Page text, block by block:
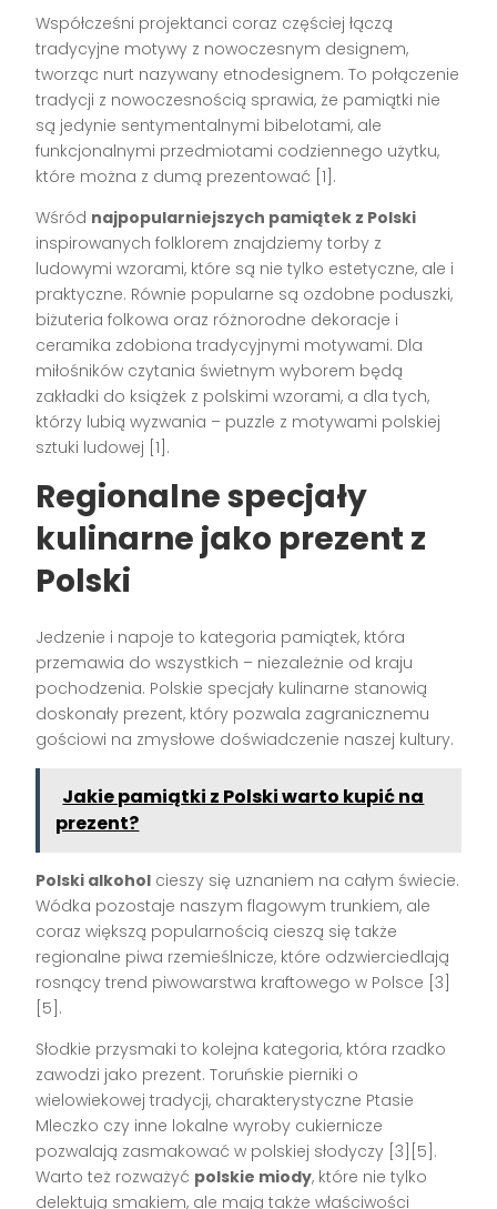
Współcześni projektanci coraz częściej łączą
tradycyjne motywy z nowoczesnym designem,
tworząc nurt nazywany etnodesignem. To połączenie
tradycji z nowoczesnością sprawia, że pamiątki nie
są jedynie sentymentalnymi bibelotami, ale
funkcjonalnymi przedmiotami codziennego użytku,
które można z dumą prezentować [1].
Wśród najpopularniejszych pamiątek z Polski
inspirowanych folklorem znajdziemy torby z
ludowymi wzorami, które są nie tylko estetyczne, ale i
praktyczne. Równie popularne są ozdobne poduszki,
biżuteria folkowa oraz różnorodne dekoracje i
ceramika zdobiona tradycyjnymi motywami. Dla
miłośników czytania świetnym wyborem będą
zakładki do książek z polskimi wzorami, a dla tych,
którzy lubią wyzwania – puzzle z motywami polskiej
sztuki ludowej [1].
Regionalne specjały
kulinarne jako prezent z
Polski
Jedzenie i napoje to kategoria pamiątek, która
przemawia do wszystkich – niezależnie od kraju
pochodzenia. Polskie specjały kulinarne stanowią
doskonały prezent, który pozwala zagranicznemu
gościowi na zmysłowe doświadczenie naszej kultury.
Jakie pamiątki z Polski warto kupić na
prezent?
Polski alkohol cieszy się uznaniem na całym świecie.
Wódka pozostaje naszym flagowym trunkiem, ale
coraz większą popularnością cieszą się także
regionalne piwa rzemieślnicze, które odzwierciedlają
rosnący trend piwowarstwa kraftowego w Polsce [3]
[5].
Słodkie przysmaki to kolejna kategoria, która rzadko
zawodzi jako prezent. Toruńskie pierniki o
wielowiekowej tradycji, charakterystyczne Ptasie
Mleczko czy inne lokalne wyroby cukiernicze
pozwalają zasmakować w polskiej słodyczy [3][5].
Warto też rozważyć polskie miody, które nie tylko
delektują smakiem, ale mają także właściwości